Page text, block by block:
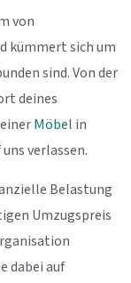
von
kümmert sich um
sind. Von der
deines
Möbel in
verlassen.
Belastung
Umzugspreis
dabei auf